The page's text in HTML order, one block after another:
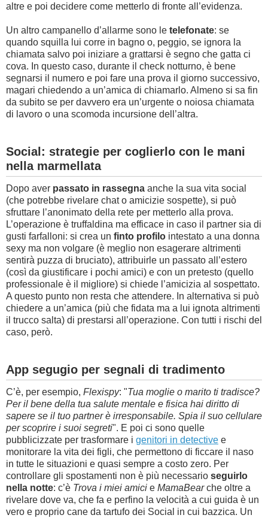
altre e poi decidere come metterlo di fronte all’evidenza.
Un altro campanello d’allarme sono le telefonate: se
quando squilla lui corre in bagno o, peggio, se ignora la
chiamata salvo poi iniziare a grattarsi è segno che gatta ci
cova. In questo caso, durante il check notturno, è bene
segnarsi il numero e poi fare una prova il giorno successivo,
magari chiedendo a un’amica di chiamarlo. Almeno si sa fin
da subito se per davvero era un’urgente o noiosa chiamata
di lavoro o una scomoda incursione dell’altra.
Social: strategie per coglierlo con le mani
nella marmellata
Dopo aver passato in rassegna anche la sua vita social
(che potrebbe rivelare chat o amicizie sospette), si può
sfruttare l’anonimato della rete per metterlo alla prova.
L’operazione è truffaldina ma efficace in caso il partner sia di
gusti farfalloni: si crea un finto profilo intestato a una donna
sexy ma non volgare (è meglio non esagerare altrimenti
sentirà puzza di bruciato), attribuirle un passato all’estero
(così da giustificare i pochi amici) e con un pretesto (quello
professionale è il migliore) si chiede l’amicizia al sospettato.
A questo punto non resta che attendere. In alternativa si può
chiedere a un’amica (più che fidata ma a lui ignota altrimenti
il trucco salta) di prestarsi all’operazione. Con tutti i rischi del
caso, però.
App segugio per segnali di tradimento
C’è, per esempio, Flexispy: "Tua moglie o marito ti tradisce?
Per il bene della tua salute mentale e fisica hai diritto di
sapere se il tuo partner è irresponsabile. Spia il suo cellulare
per scoprire i suoi segreti". E poi ci sono quelle
pubblicizzate per trasformare i genitori in detective e
monitorare la vita dei figli, che permettono di ficcare il naso
in tutte le situazioni e quasi sempre a costo zero. Per
controllare gli spostamenti non è più necessario seguirlo
nella notte: c’è Trova i miei amici e MamaBearche oltre a
rivelare dove va, che fa e perfino la velocità a cui guida è un
vero e proprio cane da tartufo dei Social in cui bazzica. Un